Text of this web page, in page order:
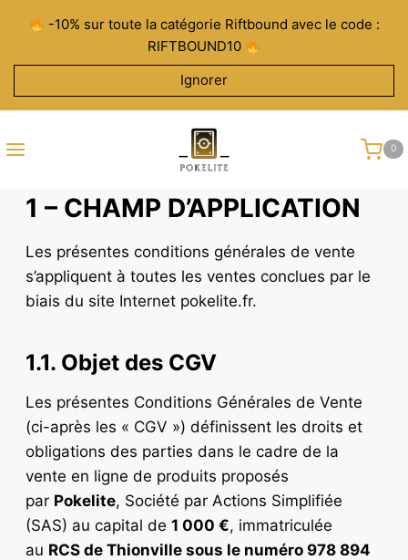
contenu
-10% sur toute la catégorie Riftbound avec le code :
RIFTBOUND10
Ignorer
0
1 – CHAMP D’APPLICATION
Les présentes conditions générales de vente
s’appliquent à toutes les ventes conclues par le
biais du site Internet pokelite.fr.
1.1. Objet des CGV
Les présentes Conditions Générales de Vente
(ci-après les « CGV ») définissent les droits et
obligations des parties dans le cadre de la
vente en ligne de produits proposés
par Pokelite, Société par Actions Simplifiée
(SAS) au capital de 1 000 €, immatriculée
au RCS de Thionville sous le numéro 978 894